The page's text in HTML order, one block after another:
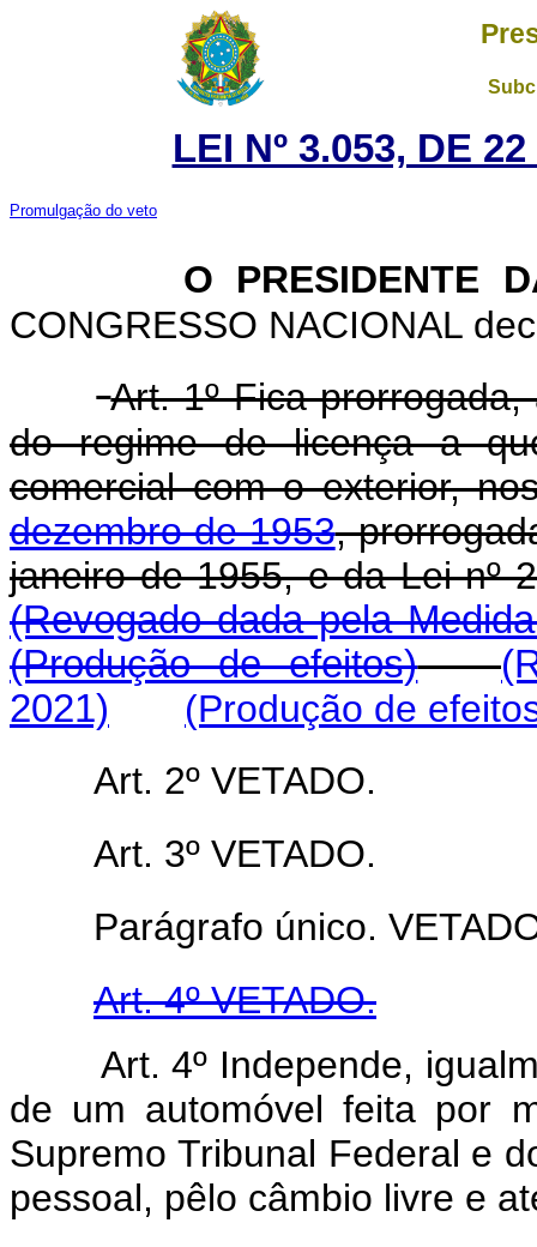
LEI Nº 3.053, DE
Promulgação do veto
O PRESIDENTE
CONGRESSO NACIONAL
Art. 1º Fica
do regime de licença a
comercial com o exterior,
dezembro de 1953,
janeiro de 1955, e da Lei nº
(Revogado dada pela
(Produção de efeitos)
2021)
(Produção de
Art. 2º VETADO.
Art. 3º VETADO.
Parágrafo único.
Art. 4º VETADO.
Art. 4º Independe,
de um automóvel feita por
Supremo Tribunal Federal e
pessoal, pêlo câmbio livre e